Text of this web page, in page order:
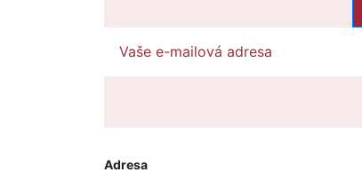
Adresa